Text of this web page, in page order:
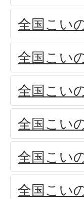
全国こい
全国こい
全国こい
全国こい
全国こい
全国こい